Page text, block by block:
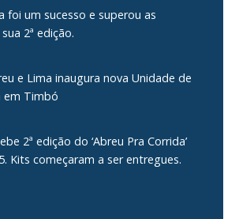
foi um sucesso e superou as
2ª edição.
e Lima inaugura nova Unidade de
em Timbó
2ª edição do ‘Abreu Pra Corrida’
Kits começaram a ser entregues.